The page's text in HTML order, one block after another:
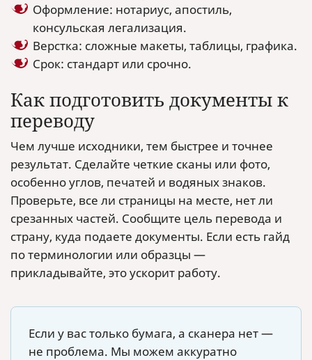
Оформление: нотариус, апостиль,
консульская легализация.
Верстка: сложные макеты, таблицы, графика.
Срок: стандарт или срочно.
Как подготовить документы к
переводу
Чем лучше исходники, тем быстрее и точнее
результат. Сделайте четкие сканы или фото,
особенно углов, печатей и водяных знаков.
Проверьте, все ли страницы на месте, нет ли
срезанных частей. Сообщите цель перевода и
страну, куда подаете документы. Если есть гайд
по терминологии или образцы —
прикладывайте, это ускорит работу.
Если у вас только бумага, а сканера нет —
не проблема. Мы можем аккуратно